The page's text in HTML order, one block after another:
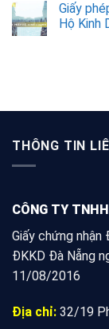
Giấy
Hộ Kinh
THÔNG TIN
CÔNG TY
Giấy chứng
ĐKKD Đà Nẵng
11/08/2016
Địa chỉ: 32/19